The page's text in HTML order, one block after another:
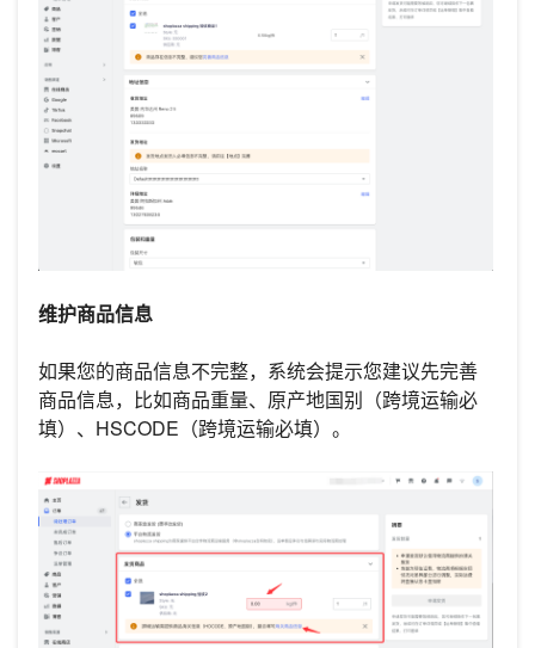
维护商品信息
如果您的商品信息不完整，系统会提示您建议先完善
商品信息，比如商品重量、原产地国别（跨境运输必
填）、HSCODE（跨境运输必填）。